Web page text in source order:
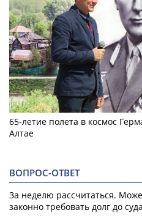
65-летие полета в космос
Алтае
ВОПРОС-ОТВЕТ
За неделю рассчитаться.
законно требовать долг до суда